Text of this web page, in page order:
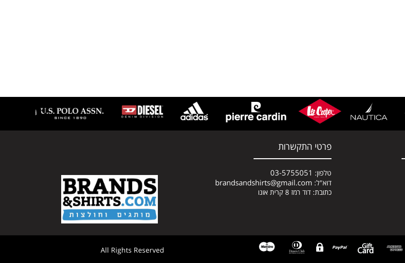
פרטי התקשרות
טלפון: 03-5755051
דוא"ל: brandsandshirts@gmail.com
כתובת: דוד רמז 8 קרית אונו